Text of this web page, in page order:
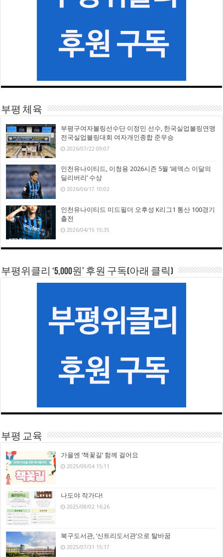
부평 체육
부평구여자볼링선수단 이정민 선수, 한국실업볼링연맹
전국실업볼링대회 여자개인종합 준우승
2026/07/22 09:07
인천유나이티드, 이청용 2026시즌 5월 ‘페덱스 이달의
딜리버리’ 수상
2026/06/17 10:02
인천유나이티드 미드필더 오후성 K리그1 통산 100경기
출전
2026/04/15 15:35
부평위클리 ‘5,000원’ 후원 구독(아래 클릭)
부평 교육
가을엔 ‘책꽃길’ 함께 걸어요
2025/09/04 15:11
나도야 작가다!
2025/08/02 16:26
북구도서관, ‘신트리도서관’으로 탈바꿈
2025/07/31 15:17